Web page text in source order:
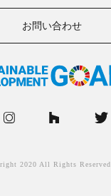
お問い合わせ
2020 All Rights Reserved.